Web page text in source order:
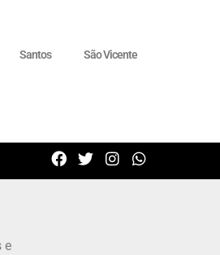
Santos São Vicente
e